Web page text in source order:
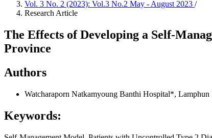
Vol. 3 No. 2 (2023): Vol.3 No.2 May - August 2023 /
Research Article
The Effects of Developing a Self-
Province
Authors
Watcharaporn Natkamyoung Banthi Hospital*, Lamphun
Keywords: